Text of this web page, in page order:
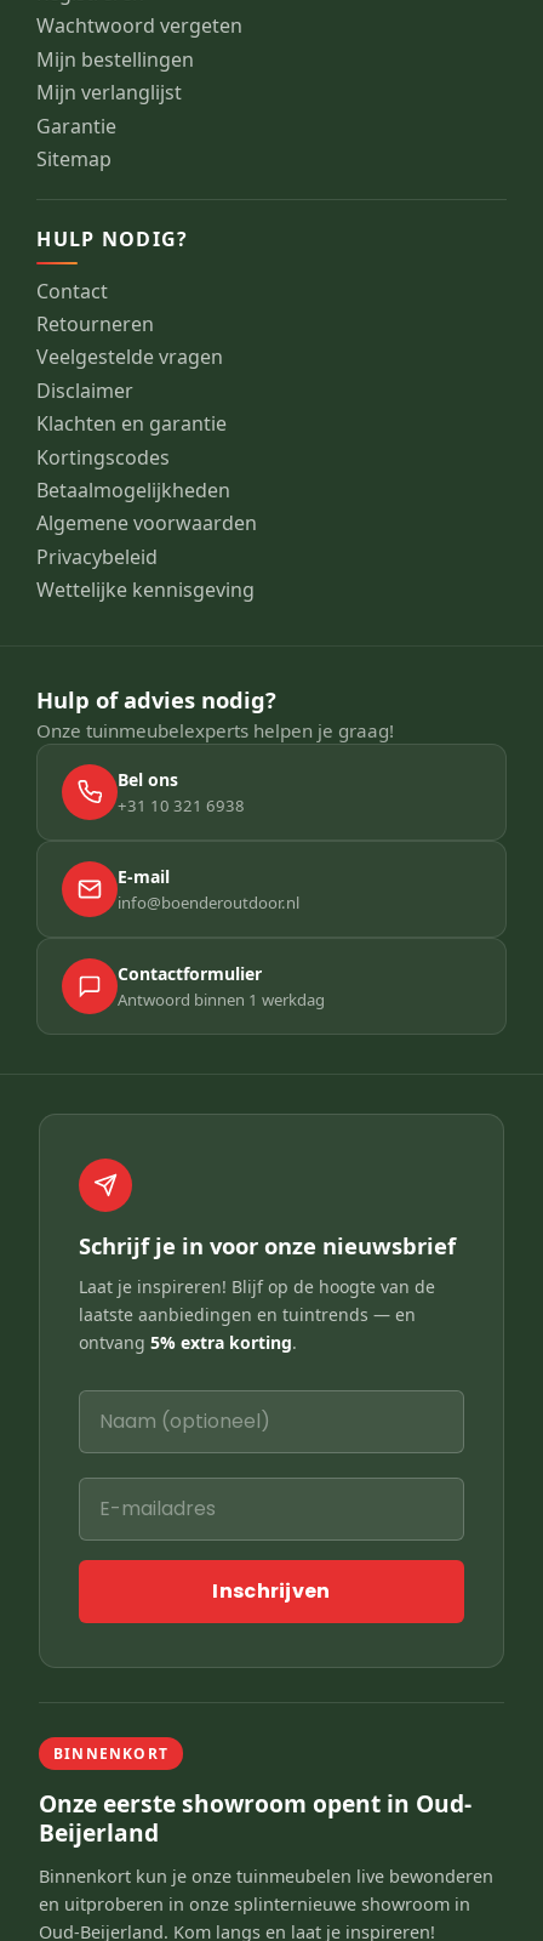
Wachtwoord vergeten
Mijn bestellingen
Mijn verlanglijst
Garantie
Sitemap
HULP NODIG?
Contact
Retourneren
Veelgestelde vragen
Disclaimer
Klachten en garantie
Kortingscodes
Betaalmogelijkheden
Algemene voorwaarden
Privacybeleid
Wettelijke kennisgeving
Hulp of advies nodig?
Onze tuinmeubelexperts helpen je graag!
Bel ons
+31 10 321 6938
E-mail
info@boenderoutdoor.nl
Contactformulier
Antwoord binnen 1 werkdag
Schrijf je in voor onze nieuwsbrief
Laat je inspireren! Blijf op de hoogte van de
laatste aanbiedingen en tuintrends — en
ontvang 5% extra korting.
Inschrijven
BINNENKORT
Onze eerste showroom opent in Oud-
Beijerland
Binnenkort kun je onze tuinmeubelen live bewonderen
en uitproberen in onze splinternieuwe showroom in
Oud-Beijerland. Kom langs en laat je inspireren!